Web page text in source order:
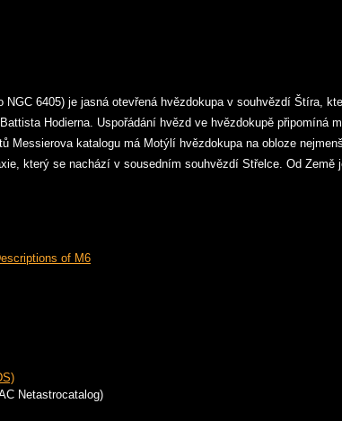
NGC 6405) je jasná otevřená hvězdokupa v souhvězdí Štíra,
Hodierna. Uspořádání hvězd ve hvězdokupě připomíná
Messierova katalogu má Motýlí hvězdokupa na obloze
který se nachází v sousedním souhvězdí Střelce. Od Země
of M6
Netastrocatalog)